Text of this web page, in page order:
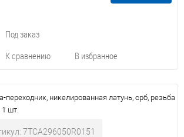
К сравнению В избранное
Под заказ
переходник, никелированная латунь, срб, резьба
1 шт.
7TCA296050R0151